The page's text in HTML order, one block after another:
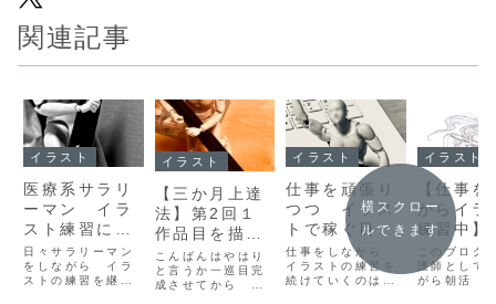
関連記事
イラスト
医療系サラリ
ーマン イラ
スト練習につ
いて考える
日々サラリーマン
をしながら イラ
ストの練習を継続
イラスト
【三か月上達
法】第2回１
作品目を描き
終えて見えて
きた課題。そ
れに伴う必要
こんばんはやはり
と言うか一巡目完
成させてから 集
イラスト
仕事を頑張り
つつ イラス
トで稼ぐ目標
達成のため
に 心掛けて
いること。朝
仕事をしながら
イラストの練習を
続けていくのはな
イラスト
【仕事
がらイラ
練習中】
間で2作
描くを実
中。イラ
このブロ
護師として
がら朝活
横スクロー
ルできます